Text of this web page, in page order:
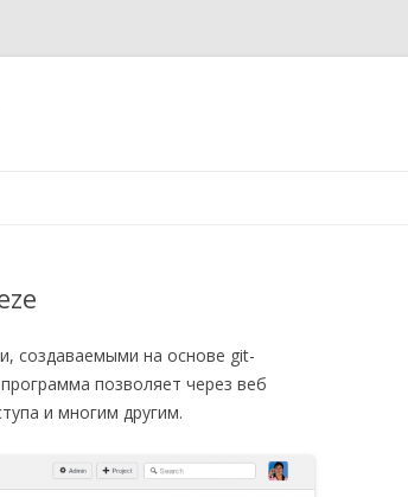
создаваемыми на основе git-
позволяет через веб
и многим другим.